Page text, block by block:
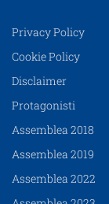
Privacy Policy
Cookie Policy
Disclaimer
Protagonisti
Assemblea 2018
Assemblea 2019
Assemblea 2022